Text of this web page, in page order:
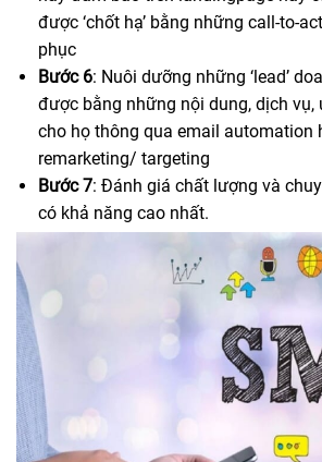
được ‘chốt hạ’ bằng những call-to-
phục
Bước 6: Nuôi dưỡng những ‘lead’
được bằng những nội dung, dịch vụ,
cho họ thông qua email automation
remarketing/ targeting
Bước 7: Đánh giá chất lượng và
có khả năng cao nhất.